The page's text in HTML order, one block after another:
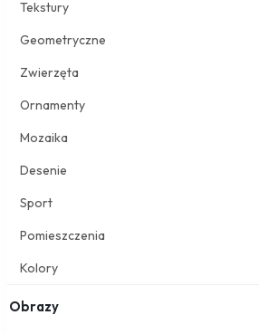
Tekstury
Geometryczne
Zwierzęta
Ornamenty
Mozaika
Desenie
Sport
Pomieszczenia
Kolory
Obrazy